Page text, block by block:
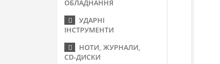
ОБЛАДНАННЯ
УДАРНІ
ІНСТРУМЕНТИ
НОТИ, ЖУРНАЛИ,
CD-ДИСКИ